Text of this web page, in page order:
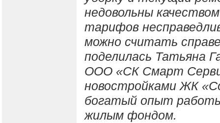
недовольны
тарифов
можно считать
поделилась Татьяна
ООО «СК Смарт
новостройками ЖК
богатый опыт
жилым фондом.